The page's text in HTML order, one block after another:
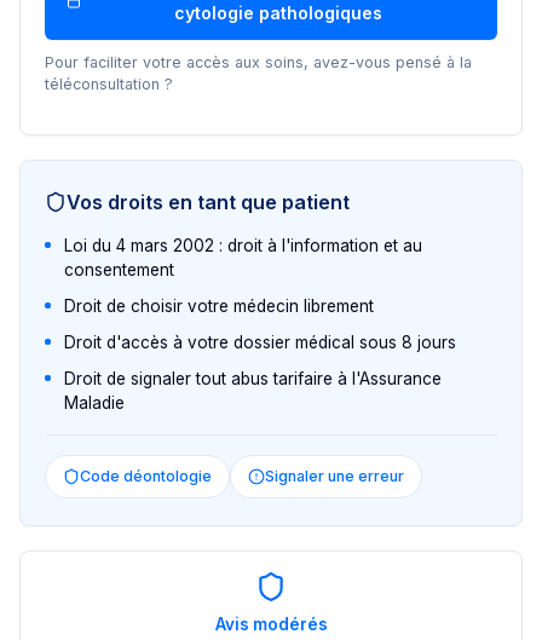
cytologie pathologiques
Pour faciliter votre accès aux soins, avez-vous pensé à la
téléconsultation ?
Vos droits en tant que patient
Loi du 4 mars 2002 : droit à l'information et au
consentement
Droit de choisir votre médecin librement
Droit d'accès à votre dossier médical sous 8 jours
Droit de signaler tout abus tarifaire à l'Assurance
Maladie
Code déontologie Signaler une erreur
Avis modérés